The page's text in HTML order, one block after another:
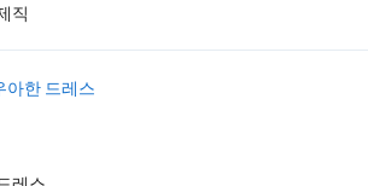
직
아한 드레스